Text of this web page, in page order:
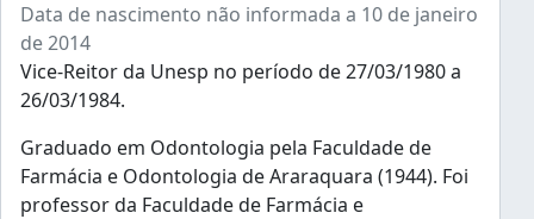
Data de nascimento não informada a 10 de janeiro
de 2014
Vice-Reitor da Unesp no período de 27/03/1980 a
26/03/1984.
Graduado em Odontologia pela Faculdade de
Farmácia e Odontologia de Araraquara (1944). Foi
professor da Faculdade de Farmácia e